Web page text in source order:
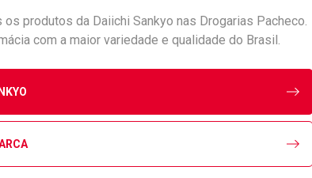
os produtos da Daiichi Sankyo nas Drogarias Pacheco.
com a maior variedade e qualidade do Brasil.